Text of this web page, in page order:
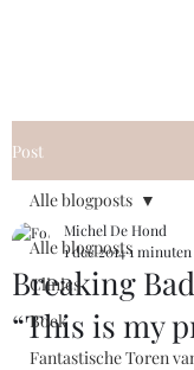
Post
Alle blogposts
Clinics
Boek
Fantastische Toren
Alle blogposts
Breaking
“This is my
Michel De Hond
1 dec 20141